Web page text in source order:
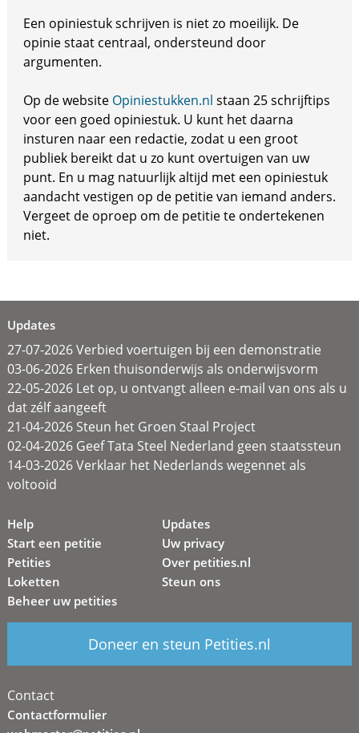
Een opiniestuk schrijven is niet zo moeilijk. De
opinie staat centraal, ondersteund door
argumenten.
Op de website Opiniestukken.nl staan 25 schrijftips
voor een goed opiniestuk. U kunt het daarna
insturen naar een redactie, zodat u een groot
publiek bereikt dat u zo kunt overtuigen van uw
punt. En u mag natuurlijk altijd met een opiniestuk
aandacht vestigen op de petitie van iemand anders.
Vergeet de oproep om de petitie te ondertekenen
niet.
Updates
27-07-2026 Verbied voertuigen bij een demonstratie
03-06-2026 Erken thuisonderwijs als onderwijsvorm
22-05-2026 Let op, u ontvangt alleen e-mail van ons als u
dat zélf aangeeft
21-04-2026 Steun het Groen Staal Project
02-04-2026 Geef Tata Steel Nederland geen staatssteun
14-03-2026 Verklaar het Nederlands wegennet als
voltooid
Help
Start een petitie
Petities
Loketten
Beheer uw petities
Updates
Uw privacy
Over petities.nl
Steun ons
Doneer en steun Petities.nl
Contact
Contactformulier